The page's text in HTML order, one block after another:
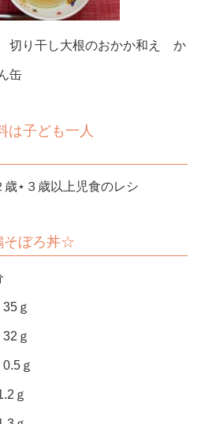
り干し大根のおかか和え か
缶
は子ども一人
⋆３歳以上児食のレシ
そぼろ丼☆
ｇ